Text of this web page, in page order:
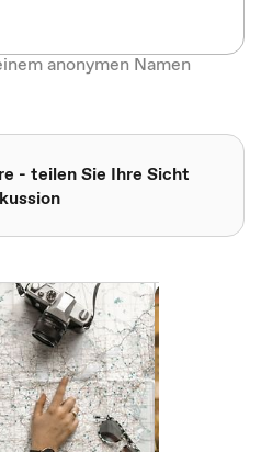
anonymen Namen
- teilen Sie Ihre Sicht